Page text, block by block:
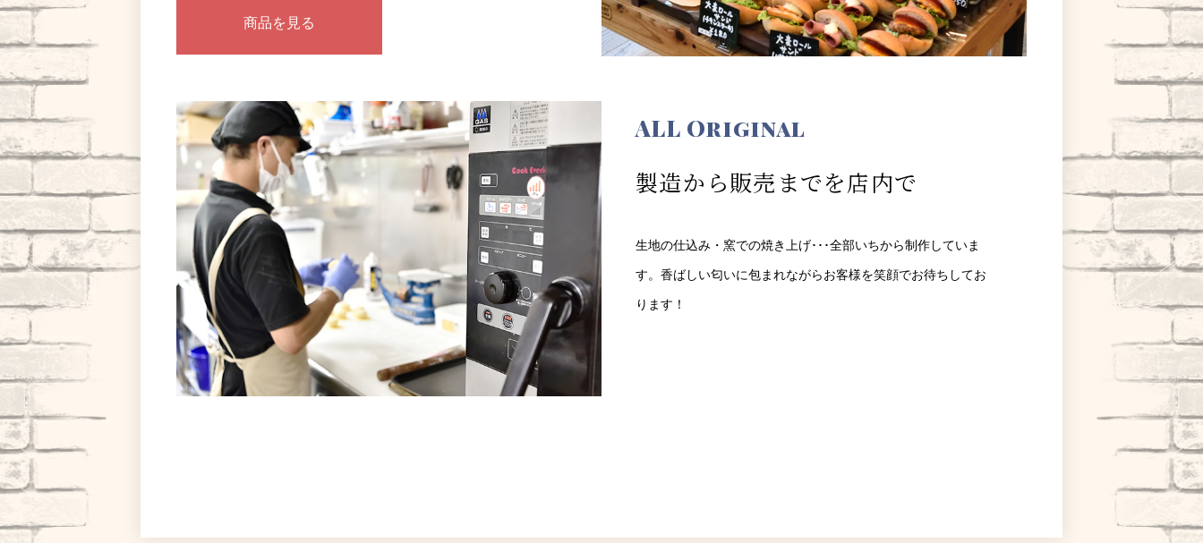
商品を見る
ALL Original
製造から販売までを店内で
生地の仕込み・窯での焼き上げ･･･全部いちから制作していま
す。香ばしい匂いに包まれながらお客様を笑顔でお待ちしてお
ります！